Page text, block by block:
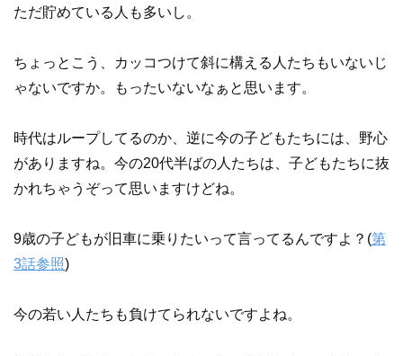
ただ貯めている人も多いし。
ちょっとこう、カッコつけて斜に構える人たちもいないじ
ゃないですか。もったいないなぁと思います。
時代はループしてるのか、逆に今の子どもたちには、野心
がありますね。今の20代半ばの人たちは、子どもたちに抜
かれちゃうぞって思いますけどね。
9歳の子どもが旧車に乗りたいって言ってるんですよ？(第
3話参照)
今の若い人たちも負けてられないですよね。